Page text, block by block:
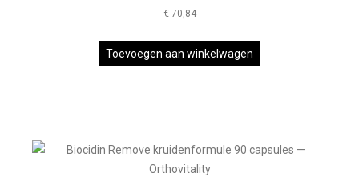
€70,84
Toevoegen aan winkelwagen